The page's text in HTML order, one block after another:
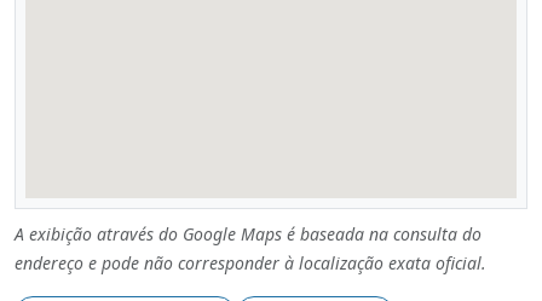
A exibição através do Google Maps é baseada na consulta do
endereço e pode não corresponder à localização exata oficial.